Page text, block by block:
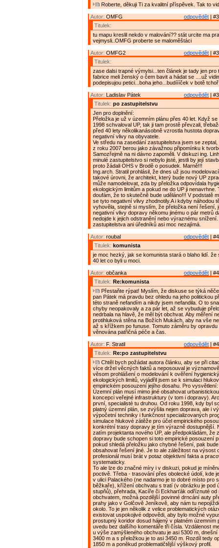
Roberte, děkuji Ti za kvalitní příspěvek. Tak to
odpovědět |
Autor: OMFG
Titulek:
tu mapu kreslil nekdo v malování?? stát urcite ma
vejmysli..OMFG proberte se maloměštáci
odpovědět |
Autor: OMFG2
Titulek:
zase dalsi trapné výmylsi...ten článek je tady jen pro
fabrice meli ženský o čem bavit a hádat se ....už
podepisujou petici...boha jeho...budíííček v botě
odpovědět |
Autor: Ladislav Pátek
Titulek: po zastupitelstvu
Jen pro doplnění:
Přeložka je už v územním plánu přes 40 let. Když se
1998 schvaloval UP, tak ji tam prostě převzali,
před 40 lety několikanásobně vzrostla hustota
negativní vlivy na obyvatele.
Ve středu na zasedání zastupitelstva jsem se zeptal,
z roku 2007 berou jako závažnou připomínku k
Samozřejmě na ni dávno zapoměli. V diskuzi ing.
minulé zastupitelstvo si nebylo jisté, jestli by její
proto žádali OHS v Brodě o posudek. Marně!!!
Ing.arch. Stratil prohlásil, že dnes už jsou
takové úrovni, že architekt, který bude nový UP
může namodelovat, zda by přeložka odpovídala
ekologickým limitům a pokud ne do UP ji nenavrhne.
doufám, že to skutečně bude uděláno!!! V podstatě
se tyto negativní vlivy zhodnotily.A i kdyby náhodou
vyhověla, stejně si myslím, že přeložka není řešení,
negativní vlivy dopravy někomu jinému o pár metrů
nedojde k jejich odstranění nebo výraznému snížení.
zastupitelstva ani úředníků asi moc nezajímá.
odpovědět |
Autor: roubal
Titulek: komunista
je moc hezký, jak se komunista stará o blaho lidí. že
40 let co byli u moci.
odpovědět |
Autor: občanka
Titulek: Re:komunista
Přestaňte rýpat! Myslím, že diskuse se týká
pan Pátek má pravdu bez ohledu na jeho politickou
této straně nefandím a nikdy jsem nefandila. O to
chyby neopakovaly a za pár let, až se vybuduje
nedrbala na hlavě, že měl být obchvat. Aby měření
protihluková stěna na Božích Mukách, aby na vše
až s křížkem po funuse. Tomuto záměru by opravdu
věnována patřičná péče a čas.
odpovědět |
Autor: F. Stratil
Titulek: Re:po zastupitelstvu
Chtěl bych požádat autora článku, aby se při
více držel věcných faktů a neposouval je
věsom prohlášení o modelování k ověření
ekologických limitů, vyjádřil jsem se k simulaci
empirickém posouzení jejího dosahu. Pro vysvětlení:
Územní plán musí mimo jiné obsahovat
koncepci veřejné infrastruktury (v tom i dopravy).
první, specialisté tu druhou. Od roku 1998, kdy byl
platný územní plán, se zvýšila nejen doprava, ale i
výpočetní techniky i funkčnost specializovaných
simulace hlukové zátěže pro účel empirického
konkrétní trasy dopravy je tím výrazně dostupnější.
zatím projektanta nového ÚP, ale předpokládám, že
dopravy bude schopen si toto empirické posouzení
pokud shledá přeložku jako chybné řešení, pak
obsahovat řešení jiné. Je to ale záležitost na výsost
profesionál musí brát v potaz objektivní fakta a
systematicky.
To ale lze do značné míry i v diskuzi, pokud je
poctivě. Třeba - trasování přes obolecké údolí, kde
v ulici Palackého (ne nadarmo je to dobré místo pro
běžkaře), křížení obchvatu s tratí (v obrázku je pod
stupňů), přehrada, Kacíře či Eckharťák odříznuté od
obchvatem, možná pozdější povinné drncání auty
prahy jako v Golčově Jeníkově, aby nám tu
okolo. To je jen několik z velice problematických
existovat uspokojivé odpovědi, aby bylo možné
prostupný koridor dosud hájený v platném územním
uvedu bez dalšího komentáře tři čísla. Vzdálenost
u výše zamýšleného obchvatu je asi 5300 m,
3400 m a s přeložkou je to asi 3450 m. Rozdíl tedy
1850 m a poněkud problematičtější výškový profil.